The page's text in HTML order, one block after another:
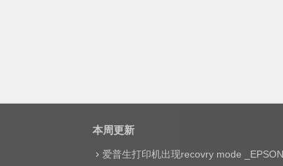
本周更新
爱普生打印机出现recovry mode _EPSON 屏幕显示printer mode set jig网